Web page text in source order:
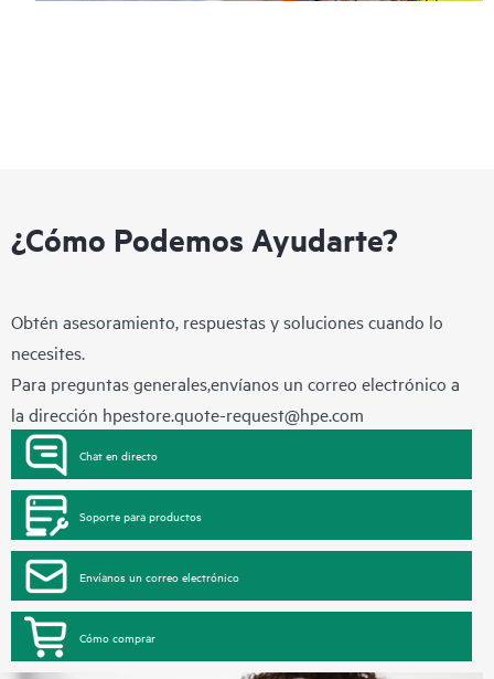
¿Cómo Podemos Ayudarte?
Obtén asesoramiento, respuestas y soluciones cuando lo
necesites.
Para preguntas generales,envíanos un correo electrónico a
la dirección hpestore.quote-request@hpe.com
Chat en directo
Soporte para productos
Envíanos un correo electrónico
Cómo comprar